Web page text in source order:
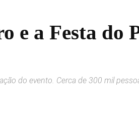
e a Festa do
do evento. Cerca de 300 mil